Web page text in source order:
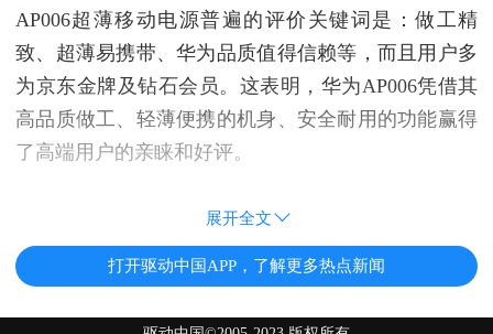
AP006超薄移动电源普遍的评价关键词是：做工精
致、超薄易携带、华为品质值得信赖等，而且用户多
为京东金牌及钻石会员。这表明，华为AP006凭借其
高品质做工、轻薄便携的机身、安全耐用的功能赢得
了高端用户的亲睐和好评。
展开全文
打开驱动中国APP，了解更多热点新闻